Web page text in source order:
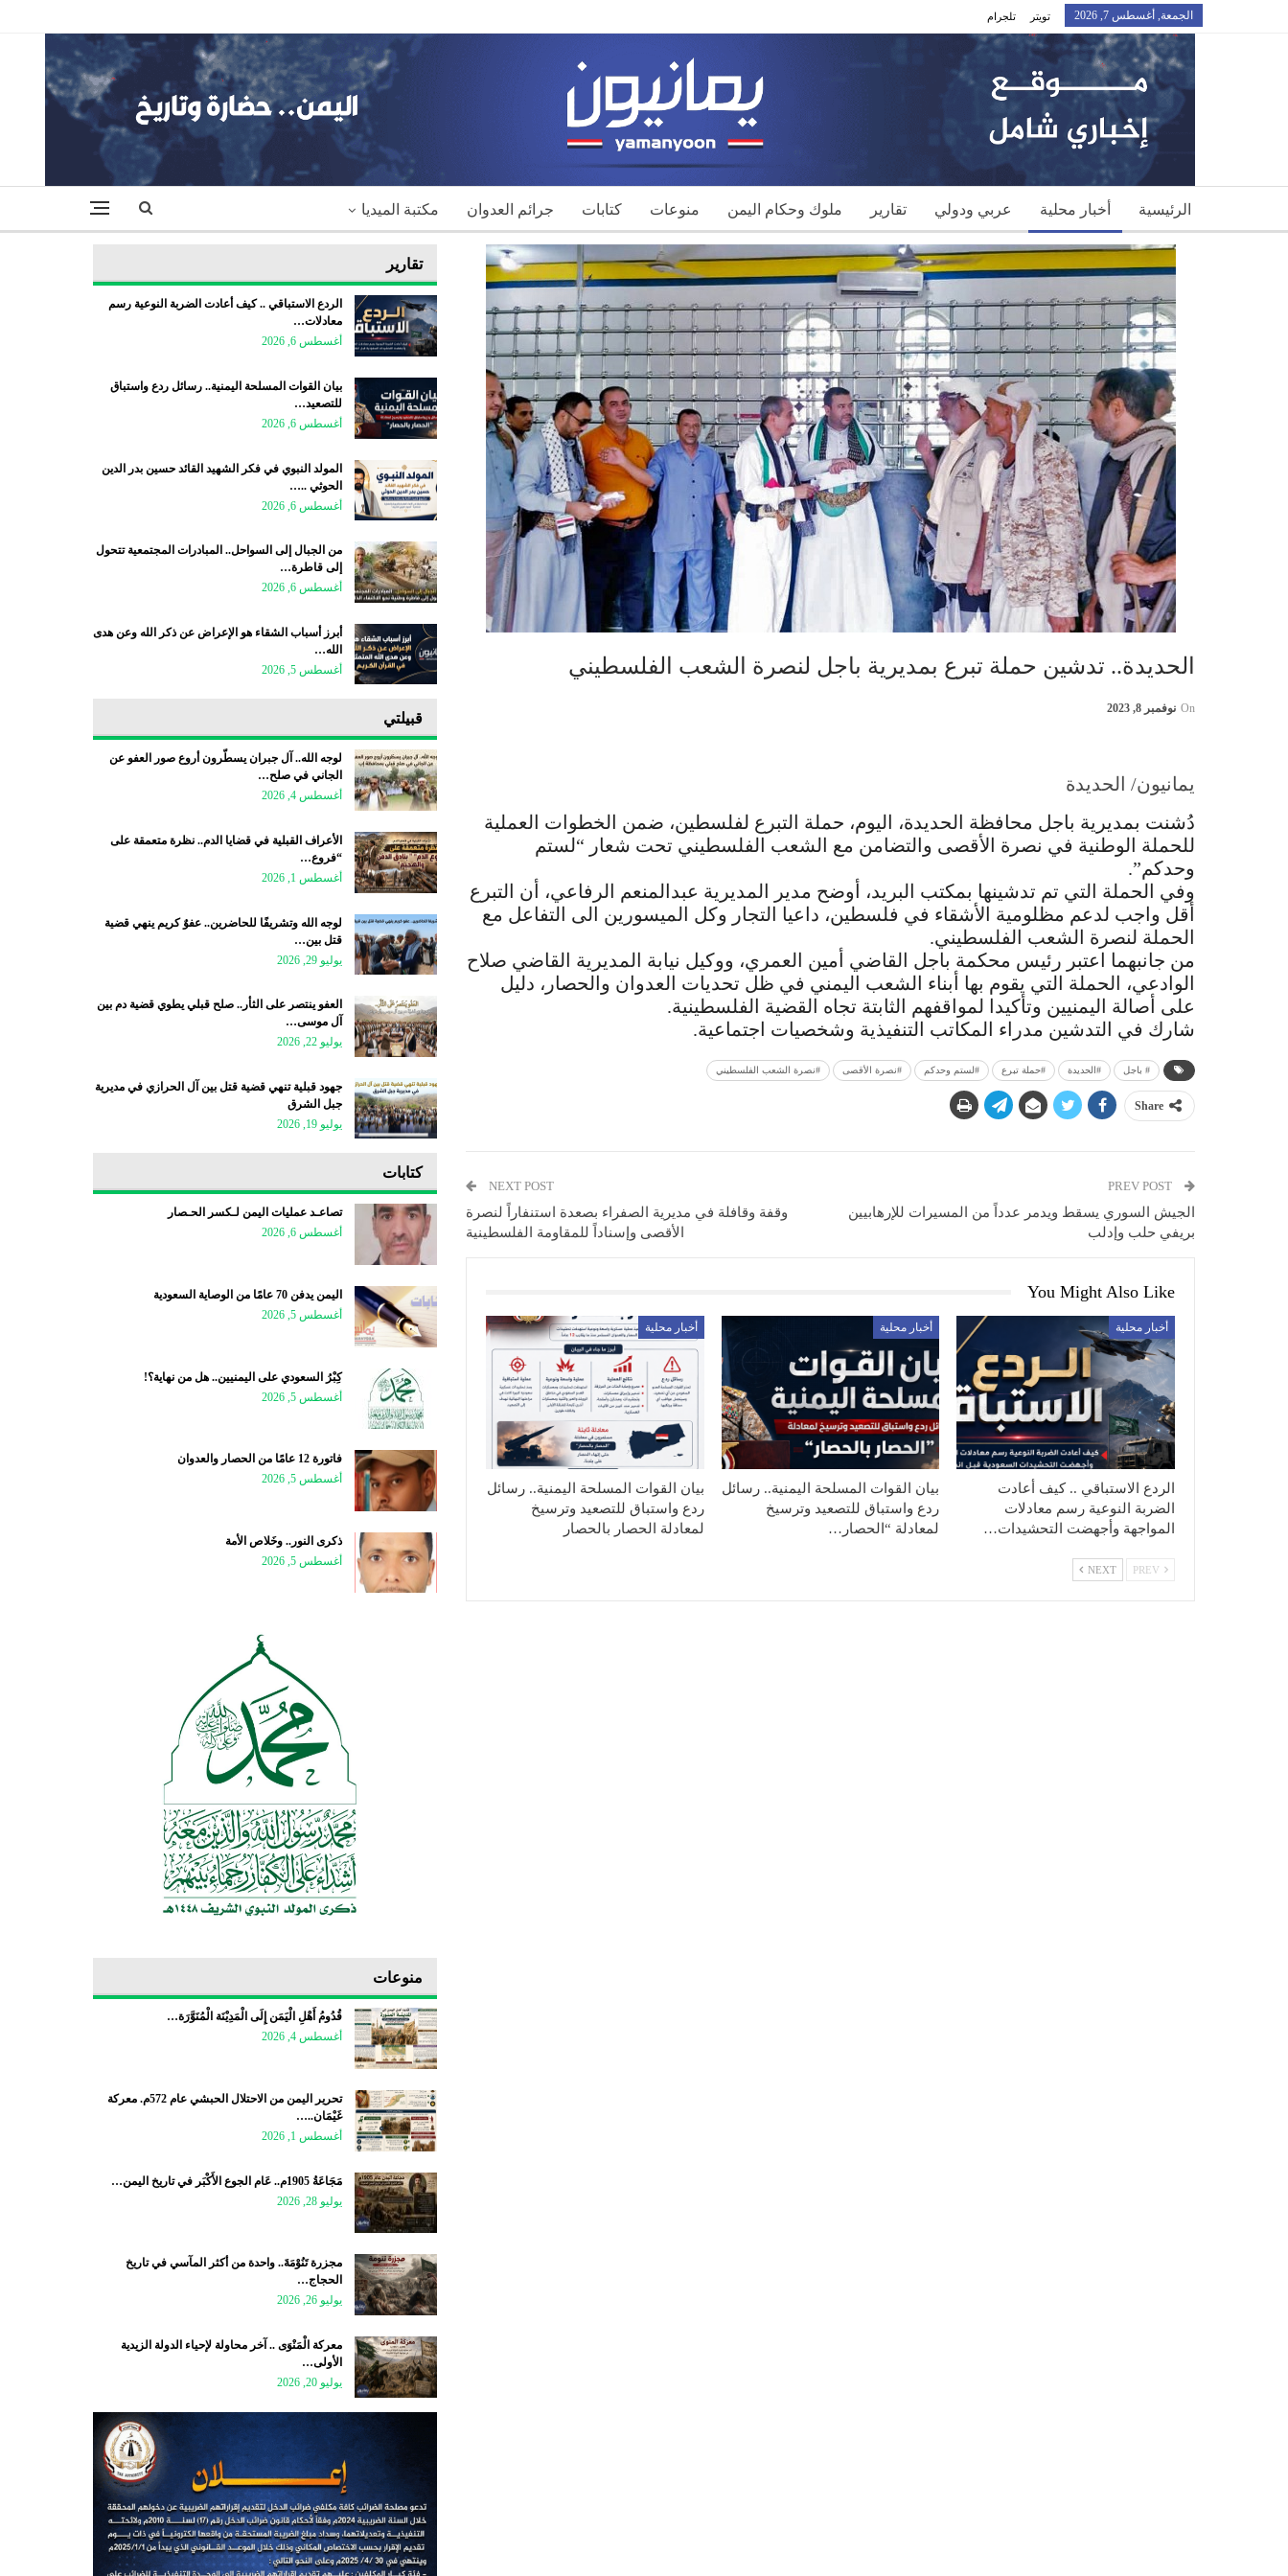
الجمعة, أغسطس 7, 2026 تويتر تلجرام
الرئيسية أخبار محلية عربي ودولي تقارير ملوك وحكام اليمن منوعات كتابات جرائم العدوان مكتبة الميديا
الحديدة.. تدشين حملة تبرع بمديرية باجل لنصرة الشعب الفلسطيني
On نوفمبر 8, 2023
يمانيون/ الحديدة
دُشنت بمديرية باجل محافظة الحديدة، اليوم، حملة التبرع لفلسطين، ضمن الخطوات العملية
للحملة الوطنية في نصرة الأقصى والتضامن مع الشعب الفلسطيني تحت شعار “لستم
وحدكم”.
وفي الحملة التي تم تدشينها بمكتب البريد، أوضح مدير المديرية عبدالمنعم الرفاعي، أن التبرع
أقل واجب لدعم مظلومية الأشقاء في فلسطين، داعيا التجار وكل الميسورين الى التفاعل مع
الحملة لنصرة الشعب الفلسطيني.
من جانبهما اعتبر رئيس محكمة باجل القاضي أمين العمري، ووكيل نيابة المديرية القاضي صلاح
الوادعي، الحملة التي يقوم بها أبناء الشعب اليمني في ظل تحديات العدوان والحصار، دليل
على أصالة اليمنيين وتأكيدا لمواقفهم الثابتة تجاه القضية الفلسطينية.
شارك في التدشين مدراء المكاتب التنفيذية وشخصيات اجتماعية.
# باجل #الحديدة #حملة تبرع #لستم وحدكم #نصرة الأقصى #نصرة الشعب الفلسطيني
Share
الجيش السوري يسقط ويدمر عدداً من المسيرات للإرهابيين
بريفي حلب وإدلب
NEXT POST
وقفة وقافلة في مديرية الصفراء بصعدة استنفاراً لنصرة
الأقصى وإسناداً للمقاومة الفلسطينية
You Might Also Like
أخبار محلية
الردع الاستباقي .. كيف أعادت
الضربة النوعية رسم معادلات
المواجهة وأجهضت التحشيدات…
أخبار محلية
بيان القوات المسلحة اليمنية.. رسائل
ردع واستباق للتصعيد وترسيخ
لمعادلة “الحصار…
أخبار محلية
بيان القوات المسلحة اليمنية.. رسائل
ردع واستباق للتصعيد وترسيخ
لمعادلة الحصار بالحصار
NEXT
تقارير
الردع الاستباقي .. كيف أعادت الضربة النوعية رسم
معادلات…
أغسطس 6, 2026
بيان القوات المسلحة اليمنية.. رسائل ردع واستباق
للتصعيد…
أغسطس 6, 2026
المولد النبوي في فكر الشهيد القائد حسين بدر الدين
الحوثي ..…
أغسطس 6, 2026
من الجبال إلى السواحل.. المبادرات المجتمعية تتحول
إلى قاطرة…
أغسطس 6, 2026
أبرز أسباب الشقاء هو الإعراض عن ذكر الله وعن هدى
الله…
أغسطس 5, 2026
قبيلتي
لوجه الله.. آل جبران يسطّرون أروع صور العفو عن
الجاني في صلح…
أغسطس 4, 2026
الأعراف القبلية في قضايا الدم.. نظرة متعمقة على
“فروع…
أغسطس 1, 2026
لوجه الله وتشريفًا للحاضرين.. عفوٌ كريم ينهي قضية
قتل بين…
يوليو 29, 2026
العفو ينتصر على الثأر.. صلح قبلي يطوي قضية دم بين
آل موسى…
يوليو 22, 2026
جهود قبلية تنهي قضية قتل بين آل الحرازي في مديرية
جبل الشرق
يوليو 19, 2026
كتابات
تصاعـد عمليات اليمن لـكسر الحـصار
أغسطس 6, 2026
اليمن يدفن 70 عامًا من الوصاية السعودية
أغسطس 5, 2026
كِبْرُ السعودي على اليمنيين.. هل من نهاية؟!
أغسطس 5, 2026
فاتورة 12 عامًا من الحصار والعدوان
أغسطس 5, 2026
ذكرى النور.. وخَلاص الأمة
أغسطس 5, 2026
منوعات
قُدُومُ أَهْلِ الْيَمَن إِلَى الْمَدِيْنَة الْمُنَوَّرَة…
أغسطس 4, 2026
تحرير اليمن من الاحتلال الحبشي عام 572م. معركة
غَيْمَان..…
أغسطس 1, 2026
مَجَاعَةُ 1905م.. عَام الجوع الأَكْبَر في تاريخ اليمن…
يوليو 28, 2026
مجزرة تَنُوْمَةَ.. واحدة من أكثر المآسي في تاريخ
الحجاج…
يوليو 26, 2026
معركة الْمَنْوَى .. آخر محاولة لإحياء الدولة الزيدية
الأولى…
يوليو 20, 2026